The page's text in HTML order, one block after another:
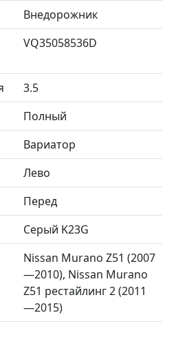
Внедорожник
VQ35058536D
3.5
Полный
Вариатор
Лево
Перед
Серый K23G
Nissan Murano Z51 (2007
—2010), Nissan Murano
Z51 рестайлинг 2 (2011
—2015)